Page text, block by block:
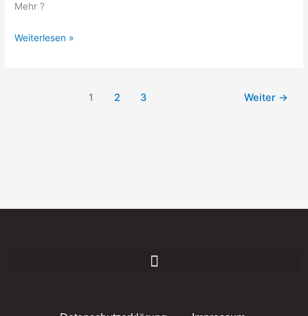
Mehr ?
Weiterlesen »
1 2 3 Weiter →